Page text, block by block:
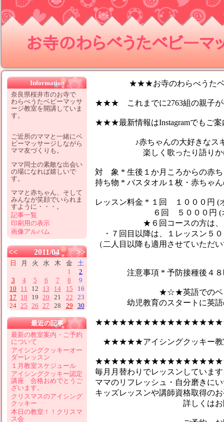
お寺のわらべうたベビーマッ
★★★お寺のわらべうたベ
★★★ これまでに2763組の親子が
★★★最新情報はInstagramでもご案
♪赤ちゃんの大好きなスキン
楽しく歌ったり語りかけな
対 象 * 生後１か月ころからの赤ち
持ち物 * バスタオル１枚・赤ちゃ
レッスン料金 * １回 １０００円 (
６回 ５０００円 (オイ
★６回コースの方は、１レ
・７回目以降は、１レッスン５
（二人目以降も適用させていただ
注意事項 * 予防接種後４８時
★☆★英語でのベビーマ
幼児教育のスタートに英語の
★★★★★アイシングクッキー
毎月月替わりでレッスンしていま
ママのリフレッシュ・自分磨きに
キッズレッスンや講師資格取得の
詳しくはお問合せ
Information
奈良県桜井市のお寺で
わらべうたベビーマッサ
ージ教室を開講していま
す。
ご近所のママと一緒にベ
ビーマッサージしながら
ママ友づくりも。
ママ同士の素敵な出会い
の場になれば嬉しいで
す。
ママと赤ちゃん、そして
みんなが笑顔でいられま
すように・・・。
記事一覧
印刷用の表示
画像アルバム
<< 2011/04 >>
日 月 火 水 木 金
土
1
2
3
4 5 6 7 8
9
10
11 12 13 14 15
16
17
18 19 20 21 22
23
24 25 26 27 28 29 30
最近の記事
最新の教室案内・ご予約
について
アイシングクッキーオー
ダーレッスン
１月教室スケジュール
アイシングクッキー認定
講座 合格おめでとうご
ざいます。
クリスマスのアイシング
クッキー
本日の教室！！クリスマ
ス会